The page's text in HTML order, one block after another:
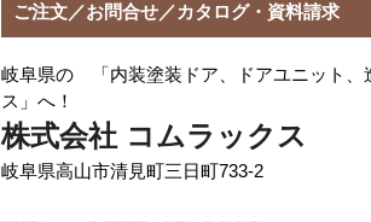
ご注文／お問合せ／カタログ・資料請求
岐阜県の 「内装塗装ドア、ドアユニット
ス」へ！
株式会社 コムラックス
岐阜県高山市清見町三日町733-2